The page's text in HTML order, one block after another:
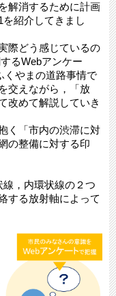
解消するために計画
紹介してきまし
際どう感じているの
るWebアンケー
くやまの道路事情で
交えながら，「放
改めて解説していき
く「市内の渋滞に対
の整備に対する印
，内環状線の２つ
する放射軸によって